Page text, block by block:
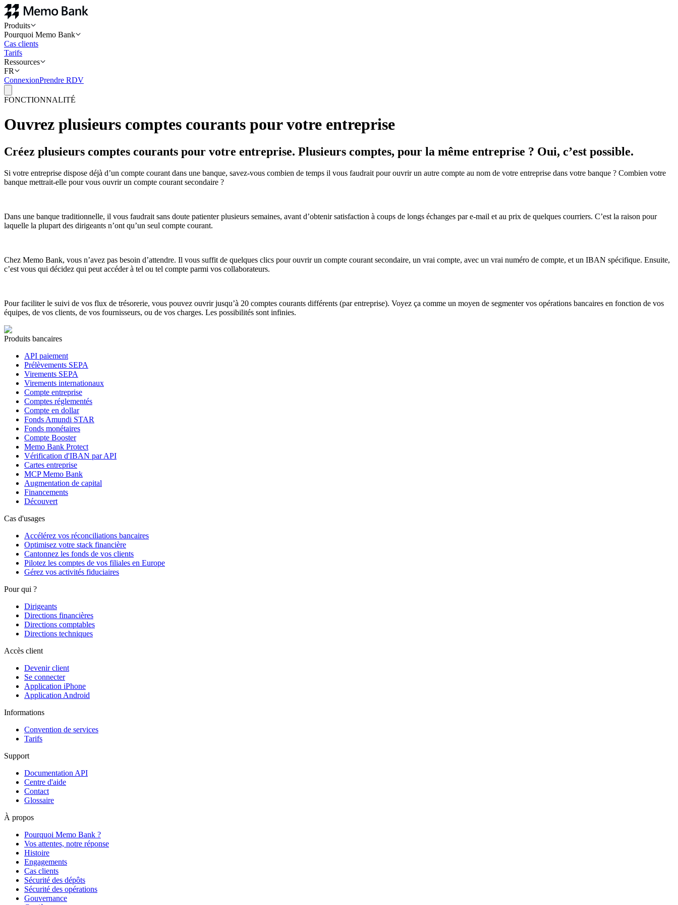
Produits
Pourquoi Memo Bank
Cas clients
Tarifs
Ressources
FR
ConnexionPrendre RDV
FONCTIONNALITÉ
Ouvrez plusieurs comptes courants pour votre entreprise
Créez plusieurs comptes courants pour votre entreprise. Plusieurs comptes, pour la même entreprise ? Oui, c’est possible.
Si votre entreprise dispose déjà d’un compte courant dans une banque, savez-vous combien de temps il vous faudrait pour ouvrir un autre compte au nom de votre entreprise dans votre banque ? Combien votre
banque mettrait-elle pour vous ouvrir un compte courant secondaire ?
Dans une banque traditionnelle, il vous faudrait sans doute patienter plusieurs semaines, avant d’obtenir satisfaction à coups de longs échanges par e‑mail et au prix de quelques courriers. C’est la raison pour
laquelle la plupart des dirigeants n’ont qu’un seul compte courant.
Chez Memo Bank, vous n’avez pas besoin d’attendre. Il vous suffit de quelques clics pour ouvrir un compte courant secondaire, un vrai compte, avec un vrai numéro de compte, et un IBAN spécifique. Ensuite,
c’est vous qui décidez qui peut accéder à tel ou tel compte parmi vos collaborateurs.
Pour faciliter le suivi de vos flux de trésorerie, vous pouvez ouvrir jusqu’à 20 comptes courants différents (par entreprise). Voyez ça comme un moyen de segmenter vos opérations bancaires en fonction de vos
équipes, de vos clients, de vos fournisseurs, ou de vos charges. Les possibilités sont infinies.
Produits bancaires
API paiement
Prélèvements SEPA
Virements SEPA
Virements internationaux
Compte entreprise
Comptes réglementés
Compte en dollar
Fonds Amundi STAR
Fonds monétaires
Compte Booster
Memo Bank Protect
Vérification d'IBAN par API
Cartes entreprise
MCP Memo Bank
Augmentation de capital
Financements
Découvert
Cas d'usages
Accélérez vos réconciliations bancaires
Optimisez votre stack financière
Cantonnez les fonds de vos clients
Pilotez les comptes de vos filiales en Europe
Gérez vos activités fiduciaires
Pour qui ?
Dirigeants
Directions financières
Directions comptables
Directions techniques
Accès client
Devenir client
Se connecter
Application iPhone
Application Android
Informations
Convention de services
Tarifs
Support
Documentation API
Centre d'aide
Contact
Glossaire
À propos
Pourquoi Memo Bank ?
Vos attentes, notre réponse
Histoire
Engagements
Cas clients
Sécurité des dépôts
Sécurité des opérations
Gouvernance